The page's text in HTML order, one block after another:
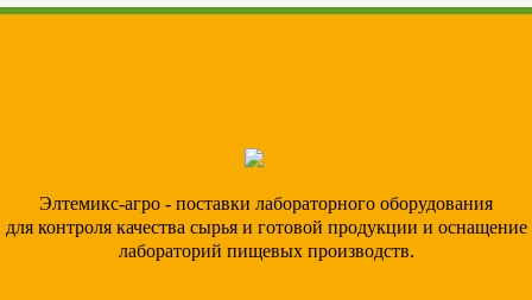
Элтемикс-агро - поставки лабораторного оборудования
для контроля качества сырья и готовой продукции и оснащение
лабораторий пищевых производств.